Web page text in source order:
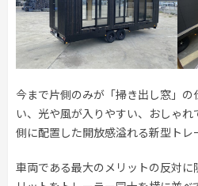
木造モジュール事業
Wooden module business
スポーツ施設資材事業
Sports facility materials business
地面養生事業
Ground curing business
映像・中継機機レンタル事業
Video / relay equipment rental business
地域密着イベント
Community-based event business
協賛実績
Sponsorships
ご利用規約
Privacy policy
よくあるご質問
Q & A
プロセス
Process
イベント会場の設営／施工について
Event Set Up
個人情報保護方針
Privacy policy
サイトマップ
Site map
お問合せ
Contact
今まで片側のみが「掃き出し窓」
い、光や風が入りやすい、おしゃ
側に配置した開放感溢れる新型トレ
車両である最大のメリットの反対に